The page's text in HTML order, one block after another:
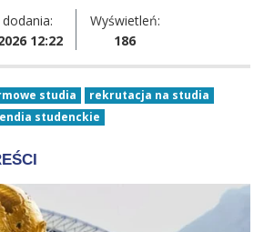
12:22
Wyświetleń:
186
studia
rekrutacja na studia
studenckie